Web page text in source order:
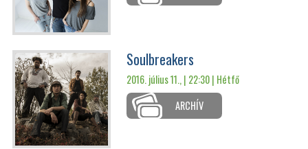
Soulbreakers
2016. július 11., | 22:30 | Hétfő
ARCHÍV